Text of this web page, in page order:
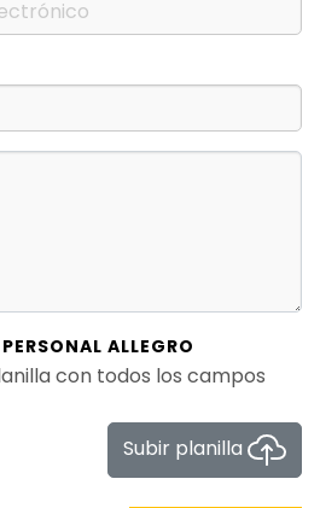
ALLEGRO
con todos los campos
Subir planilla